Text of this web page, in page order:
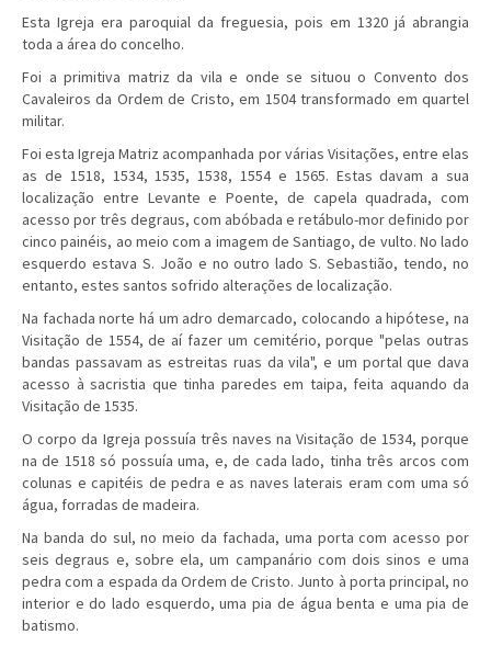
Esta Igreja era paroquial da freguesia, pois em 1320 já abrangia
toda a área do concelho.
Foi a primitiva matriz da vila e onde se situou o Convento dos
Cavaleiros da Ordem de Cristo, em 1504 transformado em quartel
militar.
Foi esta Igreja Matriz acompanhada por várias Visitações, entre elas
as de 1518, 1534, 1535, 1538, 1554 e 1565. Estas davam a sua
localização entre Levante e Poente, de capela quadrada, com
acesso por três degraus, com abóbada e retábulo-mor definido por
cinco painéis, ao meio com a imagem de Santiago, de vulto. No lado
esquerdo estava S. João e no outro lado S. Sebastião, tendo, no
entanto, estes santos sofrido alterações de localização.
Na fachada norte há um adro demarcado, colocando a hipótese, na
Visitação de 1554, de aí fazer um cemitério, porque "pelas outras
bandas passavam as estreitas ruas da vila", e um portal que dava
acesso à sacristia que tinha paredes em taipa, feita aquando da
Visitação de 1535.
O corpo da Igreja possuía três naves na Visitação de 1534, porque
na de 1518 só possuía uma, e, de cada lado, tinha três arcos com
colunas e capitéis de pedra e as naves laterais eram com uma só
água, forradas de madeira.
Na banda do sul, no meio da fachada, uma porta com acesso por
seis degraus e, sobre ela, um campanário com dois sinos e uma
pedra com a espada da Ordem de Cristo. Junto à porta principal, no
interior e do lado esquerdo, uma pia de água benta e uma pia de
batismo.